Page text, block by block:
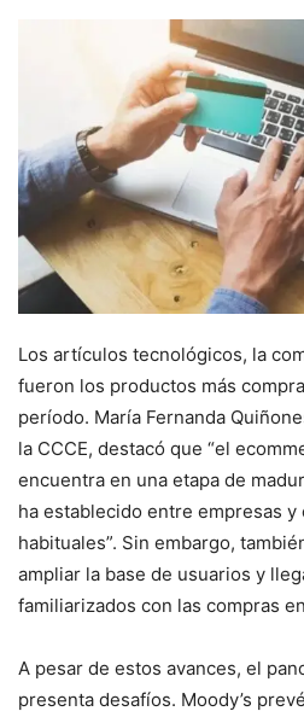
Los artículos tecnológicos, la
fueron los productos más
período. María Fernanda
la CCCE, destacó que “el
encuentra en una etapa de
ha establecido entre empresas y
habituales”. Sin embargo,
ampliar la base de usuarios y
familiarizados con las compras
A pesar de estos avances, el
presenta desafíos. Moody’s